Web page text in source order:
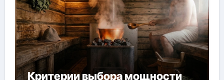
Критерии выбора мощности